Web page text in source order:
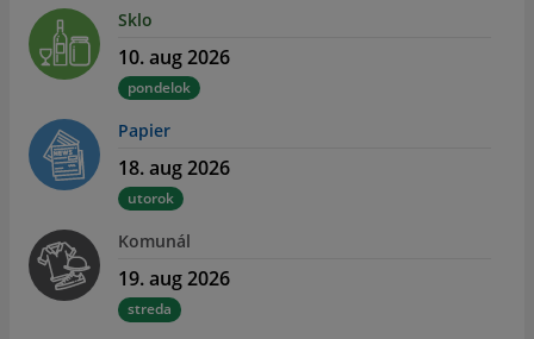
Sklo
10. aug 2026
pondelok
Papier
18. aug 2026
utorok
Komunál
19. aug 2026
streda